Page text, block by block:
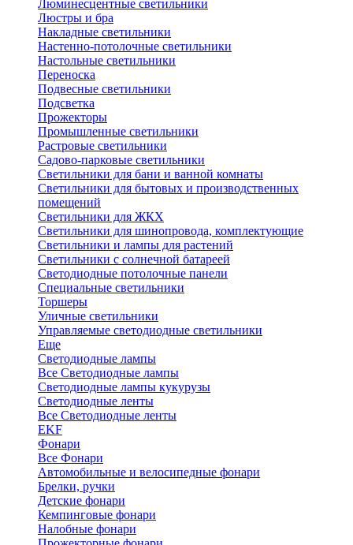
Люминесцентные светильники
Люстры и бра
Накладные светильники
Настенно-потолочные светильники
Настольные светильники
Переноска
Подвесные светильники
Подсветка
Прожекторы
Промышленные светильники
Растровые светильники
Садово-парковые светильники
Светильники для бани и ванной комнаты
Светильники для бытовых и производственных
помещений
Светильники для ЖКХ
Светильники для шинопровода, комплектующие
Светильники и лампы для растений
Светильники с солнечной батареей
Светодиодные потолочные панели
Специальные светильники
Торшеры
Уличные светильники
Управляемые светодиодные светильники
Еще
Светодиодные лампы
Все Светодиодные лампы
Светодиодные лампы кукурузы
Светодиодные ленты
Все Светодиодные ленты
EKF
Фонари
Все Фонари
Автомобильные и велосипедные фонари
Брелки, ручки
Детские фонари
Кемпинговые фонари
Налобные фонари